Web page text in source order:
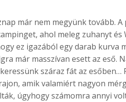
már nem megyünk tovább.
ahol meleg zuhanyt és
ez igazából egy darab kurva
már masszívan esett az eső.
száraz fát az esőben…
amik valamiért nagyon
úgyhogy számomra annyi